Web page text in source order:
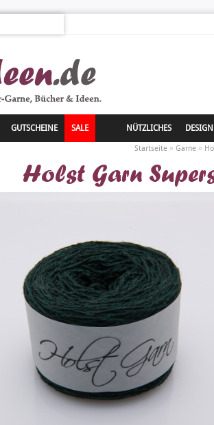
GUTSCHEINE SALE NÜTZLICHES
Startseite » Garne »
Holst Garn